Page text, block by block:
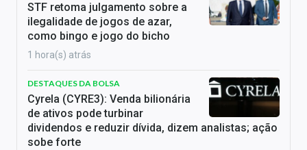
STF retoma julgamento sobre a
ilegalidade de jogos de azar,
como bingo e jogo do bicho
1 hora(s) atrás
DESTAQUES DA BOLSA
Cyrela (CYRE3): Venda bilionária
de ativos pode turbinar
dividendos e reduzir dívida, dizem analistas; ação
sobe forte